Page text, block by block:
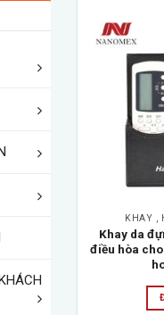
KHAY ,
Khay da
điều hòa